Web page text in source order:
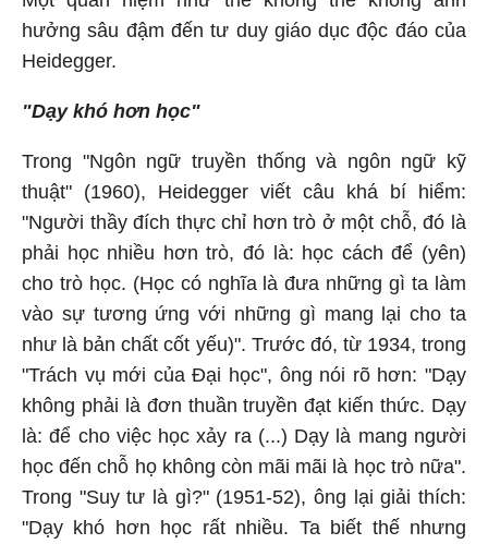
hưởng sâu đậm đến tư duy giáo dục độc đáo của
Heidegger.
"Dạy khó hơn học"
Trong "Ngôn ngữ truyền thống và ngôn ngữ kỹ
thuật" (1960), Heidegger viết câu khá bí hiểm:
"Người thầy đích thực chỉ hơn trò ở một chỗ, đó là
phải học nhiều hơn trò, đó là: học cách để (yên)
cho trò học. (Học có nghĩa là đưa những gì ta làm
vào sự tương ứng với những gì mang lại cho ta
như là bản chất cốt yếu)". Trước đó, từ 1934, trong
"Trách vụ mới của Đại học", ông nói rõ hơn: "Dạy
không phải là đơn thuần truyền đạt kiến thức. Dạy
là: để cho việc học xảy ra (...) Dạy là mang người
học đến chỗ họ không còn mãi mãi là học trò nữa".
Trong "Suy tư là gì?" (1951-52), ông lại giải thích:
"Dạy khó hơn học rất nhiều. Ta biết thế nhưng